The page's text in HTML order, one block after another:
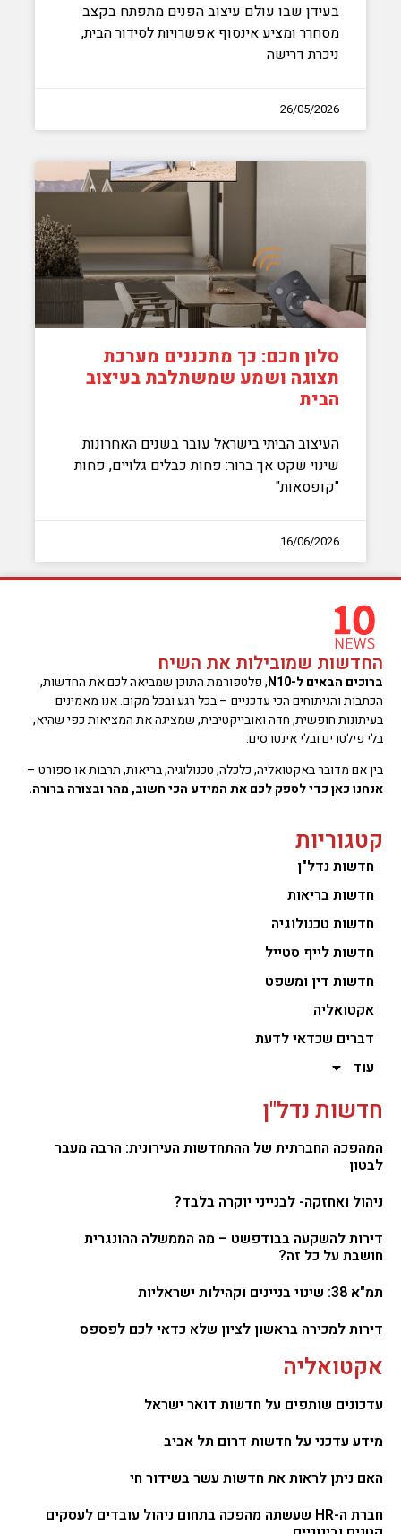
בעידן שבו עולם עיצוב הפנים מתפתח בקצב
מסחרר ומציע אינסוף אפשרויות לסידור הבית,
ניכרת דרישה
26/05/2026
סלון חכם: כך מתכננים מערכת
תצוגה ושמע שמשתלבת בעיצוב
הבית
העיצוב הביתי בישראל עובר בשנים האחרונות
שינוי שקט אך ברור: פחות כבלים גלויים, פחות
"קופסאות"
16/06/2026
החדשות שמובילות את השיח
ברוכים הבאים ל-N10
, פלטפורמת התוכן שמביאה לכם את החדשות,
הכתבות והניתוחים הכי עדכניים – בכל רגע ובכל מקום. אנו מאמינים
בעיתונות חופשית, חדה ואובייקטיבית, שמציגה את המציאות כפי שהיא,
בלי פילטרים ובלי אינטרסים.
בין אם מדובר באקטואליה, כלכלה, טכנולוגיה, בריאות, תרבות או ספורט –
אנחנו כאן כדי לספק לכם את המידע הכי חשוב, מהר ובצורה ברורה.
קטגוריות
חדשות נדל"ן
חדשות בריאות
חדשות טכנולוגיה
חדשות לייף סטייל
חדשות דין ומשפט
אקטואליה
דברים שכדאי לדעת
עוד
חדשות נדל"ן
המהפכה החברתית של ההתחדשות העירונית: הרבה מעבר
לבטון
ניהול ואחזקה- לבנייני יוקרה בלבד?
דירות להשקעה בבודפשט – מה הממשלה ההונגרית
חושבת על כל זה?
תמ"א 38: שינוי בניינים וקהילות ישראליות
דירות למכירה בראשון לציון שלא כדאי לכם לפספס
אקטואליה
עדכונים שותפים על חדשות דואר ישראל
מידע עדכני על חדשות דרום תל אביב
האם ניתן לראות את חדשות עשר בשידור חי
חברת ה-HR שעשתה מהפכה בתחום ניהול עובדים לעסקים